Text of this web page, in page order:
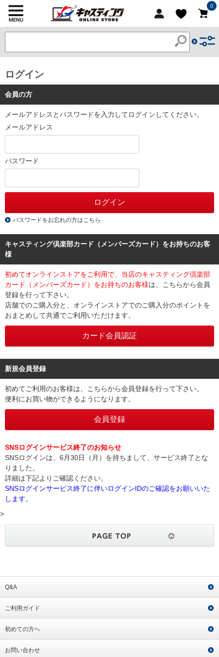
0
ログイン
会員の方
メールアドレスとパスワードを入力してログインしてください。
メールアドレス
パスワード
パスワードをお忘れの方はこちら
キャスティング倶楽部カード（メンバーズカード）をお持ちのお客
様
初めてオンラインストアをご利用で、当店のキャスティング倶楽部
カード（メンバーズカード）をお持ちのお客様は、こちらから会員
登録を行って下さい。
店舗でのご購入分と、オンラインストアでのご購入分のポイントを
おまとめして共通でご利用いただけます。
新規会員登録
初めてご利用のお客様は、こちらから会員登録を行って下さい。
便利にお買い物ができるようになります。
SNSログインサービス終了のお知らせ
SNSログインは、6月30日（月）を持ちまして、サービス終了とな
りました。
詳細は下記よりご確認ください。
SNSログインサービス終了に伴いログインIDのご確認をお願いいた
します。
>
Q&A
ご利用ガイド
初めての方へ
お問い合わせ